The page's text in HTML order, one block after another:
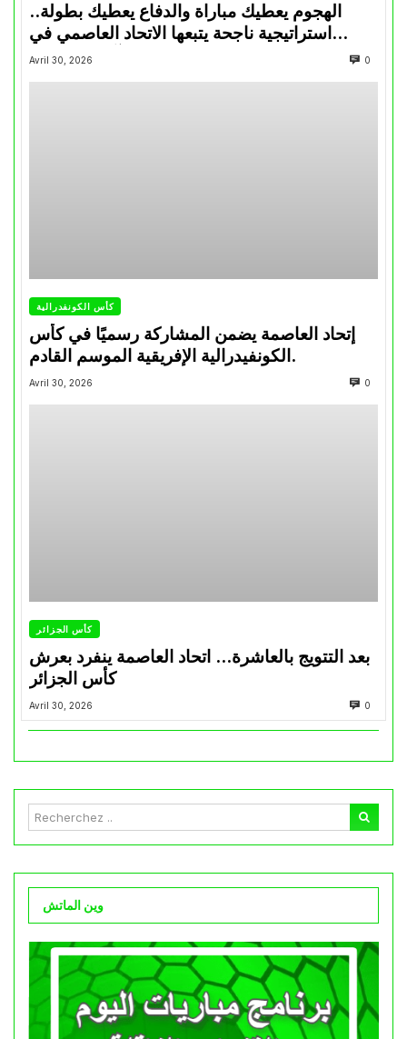
الهجوم يعطيك مباراة والدفاع يعطيك بطولة..
استراتيجية ناجحة يتبعها الاتحاد العاصمي في
تتويجاته آخر السنوات
Avril 30, 2026 0
كأس الكونفدرالية
إتحاد العاصمة يضمن المشاركة رسميًا في كأس
الكونفيدرالية الإفريقية الموسم القادم.
Avril 30, 2026 0
كأس الجزائر
بعد التتويج بالعاشرة… اتحاد العاصمة ينفرد بعرش
كأس الجزائر
Avril 30, 2026 0
وين الماتش